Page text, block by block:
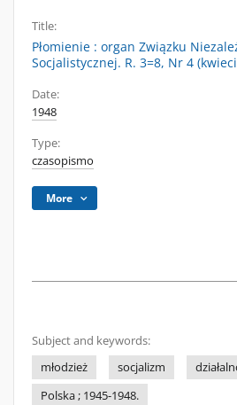
Title:
Płomienie : organ Związku
Socjalistycznej. R. 3=8, Nr 4
Date:
1948
Type:
czasopismo
More
Subject and keywords:
młodzież
socjalizm
Polska ; 1945-1948.